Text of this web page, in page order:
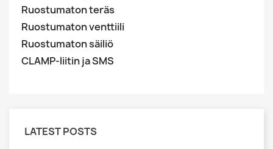
Ruostumaton teräs
Ruostumaton venttiili
Ruostumaton säiliö
CLAMP-liitin ja SMS
LATEST POSTS